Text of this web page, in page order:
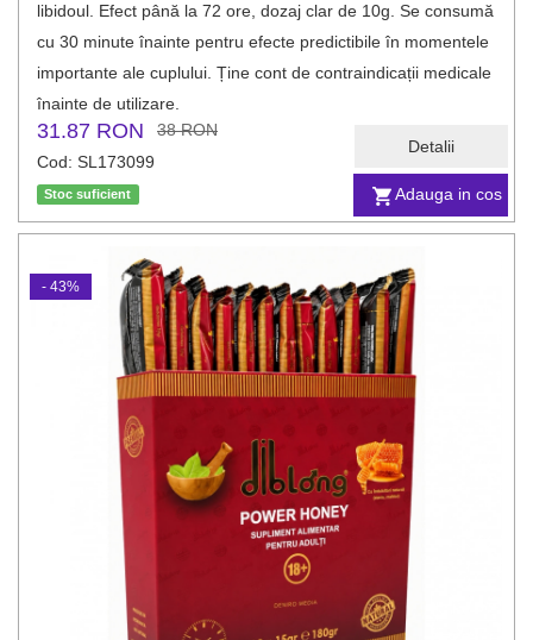
Adauga in cos
Detalii
libidoul. Efect până la 72 ore, dozaj clar de 10g. Se consumă
cu 30 minute înainte pentru efecte predictibile în momentele
importante ale cuplului. Ține cont de contraindicații medicale
înainte de utilizare.
31.87 RON
38 RON
Cod: SL173099
Stoc suficient
- 43%